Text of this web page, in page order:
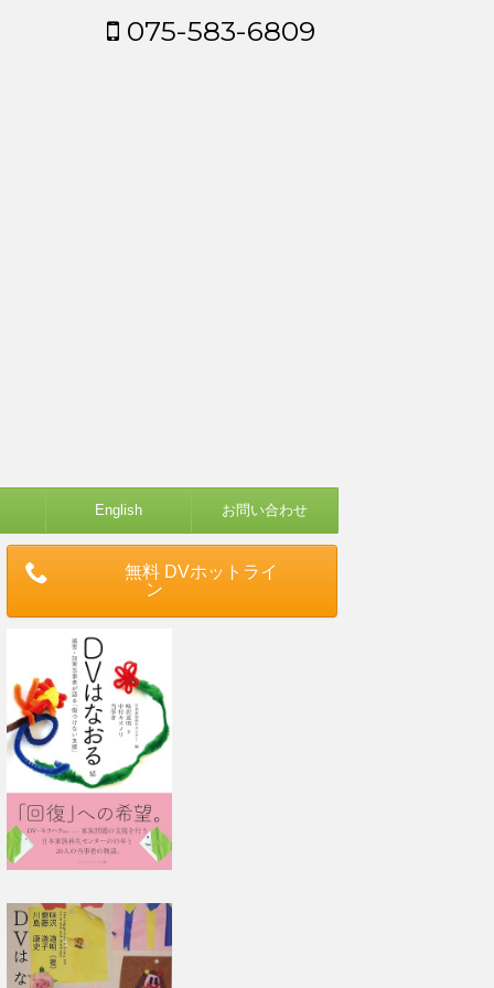
075-583-6809
English お問い合わせ
無料 DVホットライ
ン